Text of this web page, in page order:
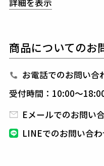
今期はノッチドラペル
1PIU1UGUALE3が得意
エットに加え、高機能
＆立体裁断により細身
キープしてくれます。
また、1piu1uguale3オ
に付属しています。
ンタックを入れたフロ
商品についてのお
お電話でのお問い
受付時間：10:00～
Eメールでのお問い
LINEでのお問い合